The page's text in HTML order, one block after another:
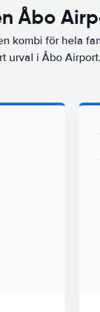
Åbo
kombi för hela
urval i Åbo Airport.